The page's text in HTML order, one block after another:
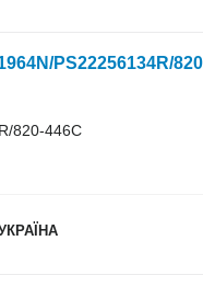
PS22256134R/
820-446C